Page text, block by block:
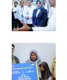
MASYARAKAT
KELISTRIKAN
WALINKI
ID